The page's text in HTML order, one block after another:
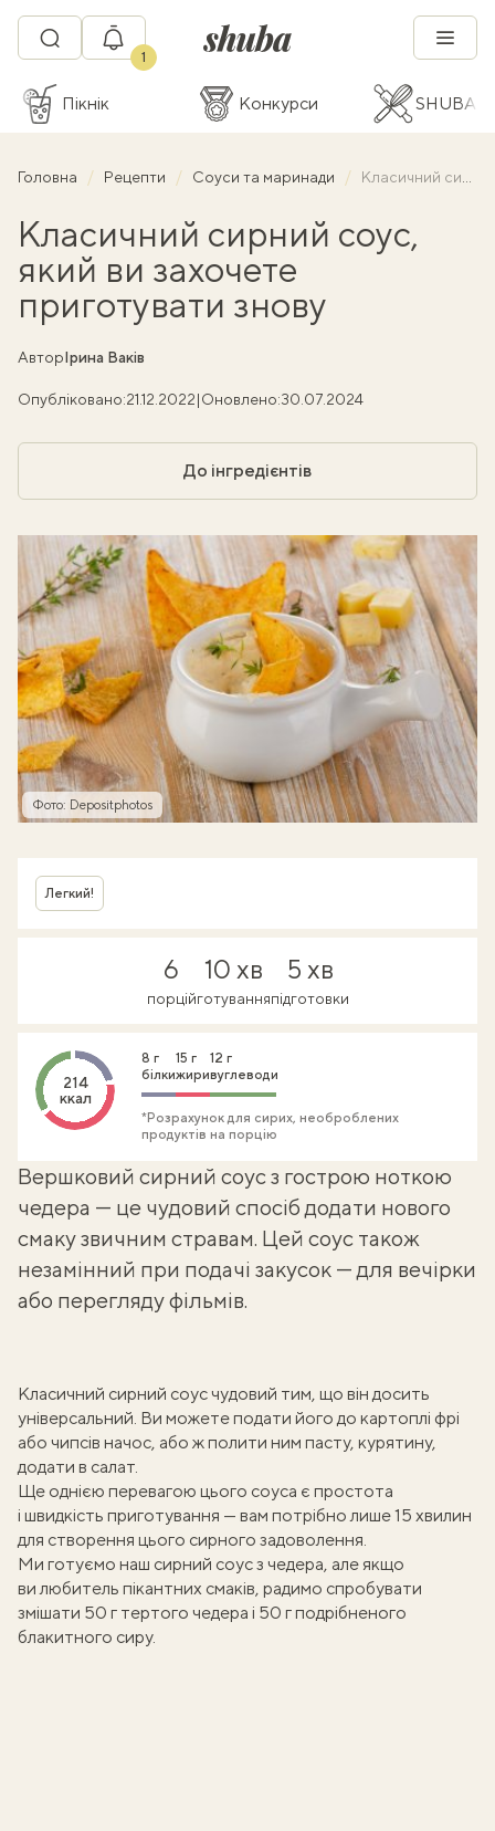
1
Пікнік Конкурси SHUBA
Головна Рецепти Соуси та маринади Класичний сирний соус, який ви захочете приготувати знову
Класичний сирний соус,
який ви захочете
приготувати знову
АвторІрина Ваків
Опубліковано:21.12.2022|Оновлено:30.07.2024
До інгредієнтів
Фото: Depositphotos
Легкий!
6
порцій
10 хв
готування
5 хв
підготовки
214
ккал
8 г
білки
15 г
жири
12 г
вуглеводи
*Розрахунок для сирих, необроблених
продуктів на порцію
Вершковий сирний соус з гострою ноткою
чедера — це чудовий спосіб додати нового
смаку звичним стравам. Цей соус також
незамінний при подачі закусок — для вечірки
або перегляду фільмів.
Класичний сирний соус чудовий тим, що він досить
універсальний. Ви можете подати його до картоплі фрі
або чипсів начос, або ж полити ним пасту, курятину,
додати в салат.
Ще однією перевагою цього соуса є простота
і швидкість приготування — вам потрібно лише 15 хвилин
для створення цього сирного задоволення.
Ми готуємо наш сирний соус з чедера, але якщо
ви любитель пікантних смаків, радимо спробувати
змішати 50 г тертого чедера і 50 г подрібненого
блакитного сиру.